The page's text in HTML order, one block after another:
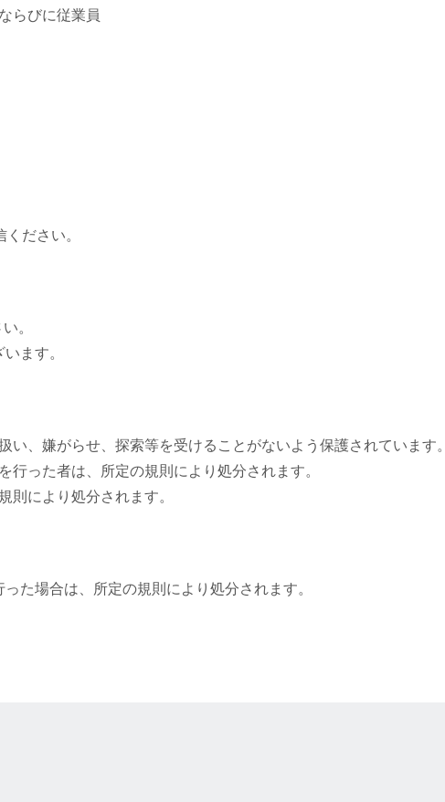
らびに従業員
ださい。
。
ます。
、嫌がらせ、探索等を受けることがないよう保護されています。
った者は、所定の規則により処分されます。
則により処分されます。
た場合は、所定の規則により処分されます。